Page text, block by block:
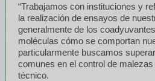
“Trabajamos con instituciones y
la realización de ensayos de
generalmente de los
moléculas cómo se comportan
particularmente buscamos
comunes en el control de
técnico.